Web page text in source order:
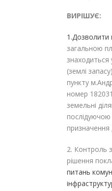
ВИРІШУЄ:
1.Дозволити
загальною
знаходиться
(землі
пункту
номер
земельні
послідуючою
2. Контроль
рішення
питань